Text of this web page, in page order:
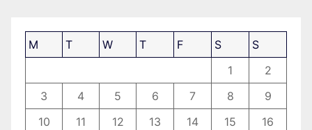
M T W T F S
S
1
2
3
4 5 6 7 8
9
10
11 12 13 14 15
16